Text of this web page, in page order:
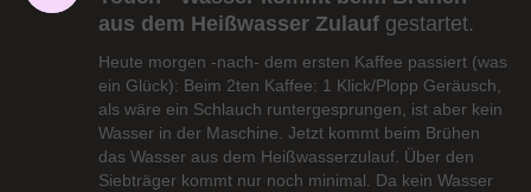
aus dem Heißwasser Zulauf gestartet.
Heute morgen -nach- dem ersten Kaffee passiert (was
ein Glück): Beim 2ten Kaffee: 1 Klick/Plopp Geräusch,
als wäre ein Schlauch runtergesprungen, ist aber kein
Wasser in der Maschine. Jetzt kommt beim Brühen
das Wasser aus dem Heißwasserzulauf. Über den
Siebträger kommt nur noch minimal. Da kein Wasser